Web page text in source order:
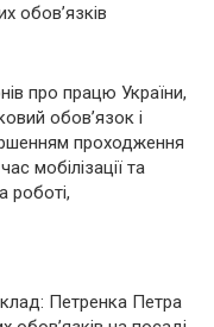
обов’язків
про працю України,
обов’язок і
проходження
мобілізації та
роботі,
Петренка Петра